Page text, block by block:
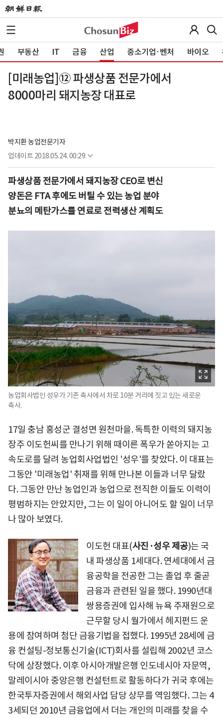
부동산 IT 금융 산업 중소기업·벤처 바이오
[미래농업]⑫ 파생상품 전문가에서
8000마리 돼지농장 대표로
박지환 농업전문기자
업데이트 2018.05.24. 00:29
파생상품 전문가에서 돼지농장 CEO로 변신
양돈은 FTA 후에도 버틸 수 있는 농업 분야
분뇨의 메탄가스를 연료로 전력생산 계획도
농업회사법인 성우가 기존 축사에서 차로 10분 거리에 짓고 있는 새로운
축사.
17일 충남 홍성군 결성면 원천마을. 독특한 이력의 돼지농
장주 이도헌씨를 만나기 위해 때이른 폭우가 쏟아지는 고
속도로를 달려 농업회사업법인 '성우'를 찾았다. 이 대표는
그동안 '미래농업' 취재를 위해 만나본 이들과 너무 달랐
다. 그동안 만난 농업인과 농업으로 전직한 이들도 이력이
평범하지는 안았지만, 그는 이 일이 아니어도 할 일이 너무
나 많아 보였다.
이도헌 대표(사진·성우 제공)는 국
내 파생상품 1세대다. 연세대에서 금
융공학을 전공한 그는 졸업 후 줄곧
금융과 관련된 일을 했다. 1990년대
쌍용증권에 입사해 뉴욕 주재원으로
근무할 당시 월가에서 헤지펀드 운
용에 참여하며 첨단 금융기법을 접했다. 1995년 28세에 금
융 컨설팅-정보통신기술(ICT)회사를 설립해 2002년 코스
닥에 상장했다. 이후 아시아개발은행 인도네시아 자문역,
말레이시아 중앙은행 컨설턴트로 활동하다가 귀국 후에는
한국투자증권에서 해외사업 담당 상무를 역임했다. 그는 4
3세되던 2010년 금융업에서 더는 개인의 미래를 찾을 수